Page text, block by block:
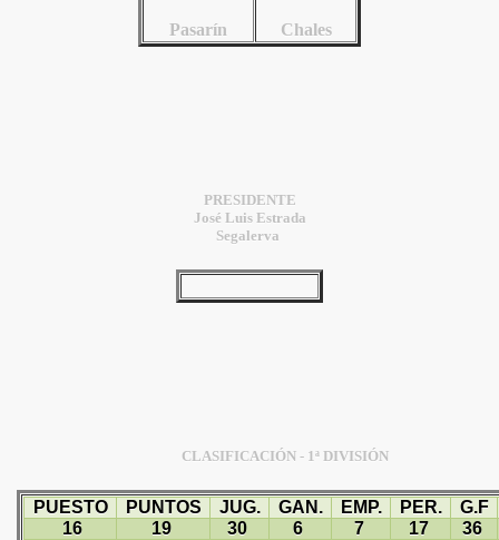
Pasarín Chales
PRESIDENTE
José Luis Estrada
Segalerva
CLASIFICACIÓN - 1ª DIVISIÓN
PUESTO PUNTOS JUG. GAN. EMP. PER.
G.F
16
19 30 6 7 17 36